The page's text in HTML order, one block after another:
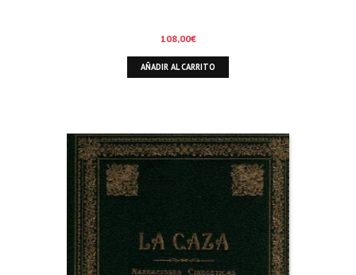
108,00€
AÑADIR AL CARRITO